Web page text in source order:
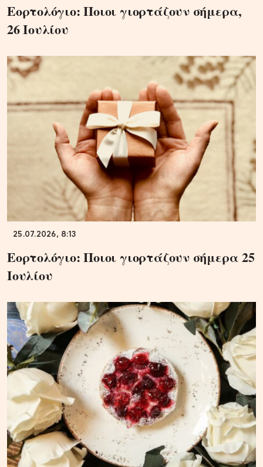
Εορτολόγιο: Ποιοι γιορτάζουν σήμερα,
26 Ιουλίου
25.07.2026, 8:13
Εορτολόγιο: Ποιοι γιορτάζουν σήμερα 25
Ιουλίου